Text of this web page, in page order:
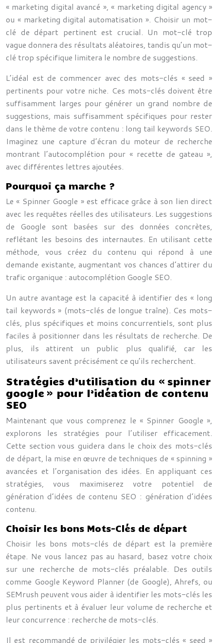
« marketing digital avancé », « marketing digital agency »
ou « marketing digital automatisation ». Choisir un mot-
clé de départ pertinent est crucial. Un mot-clé trop
vague donnera des résultats aléatoires, tandis qu’un mot-
clé trop spécifique limitera le nombre de suggestions.
L’idéal est de commencer avec des mots-clés « seed »
pertinents pour votre niche. Ces mots-clés doivent être
suffisamment larges pour générer un grand nombre de
suggestions, mais suffisamment spécifiques pour rester
dans le thème de votre contenu : long tail keywords SEO.
Imaginez une capture d’écran du moteur de recherche
montrant l’autocomplétion pour « recette de gateau »,
avec différentes lettres ajoutées.
Pourquoi ça marche ?
Le « Spinner Google » est efficace grâce à son lien direct
avec les requêtes réelles des utilisateurs. Les suggestions
de Google sont basées sur des données concrètes,
reflétant les besoins des internautes. En utilisant cette
méthode, vous créez du contenu qui répond à une
demande existante, augmentant vos chances d’attirer du
trafic organique : autocomplétion Google SEO.
Un autre avantage est la capacité à identifier des « long
tail keywords » (mots-clés de longue traîne). Ces mots-
clés, plus spécifiques et moins concurrentiels, sont plus
faciles à positionner dans les résultats de recherche. De
plus, ils attirent un public plus qualifié, car les
utilisateurs savent précisément ce qu’ils recherchent.
Stratégies d’utilisation du « spinner
google » pour l’idéation de contenu
SEO
Maintenant que vous comprenez le « Spinner Google »,
explorons les stratégies pour l’utiliser efficacement.
Cette section vous guidera dans le choix des mots-clés
de départ, la mise en œuvre de techniques de « spinning »
avancées et l’organisation des idées. En appliquant ces
stratégies, vous maximiserez votre potentiel de
génération d’idées de contenu SEO : génération d’idées
contenu.
Choisir les bons Mots-Clés de départ
Choisir les bons mots-clés de départ est la première
étape. Ne vous lancez pas au hasard, basez votre choix
sur une recherche de mots-clés préalable. Des outils
comme Google Keyword Planner (de Google), Ahrefs, ou
SEMrush peuvent vous aider à identifier les mots-clés les
plus pertinents et à évaluer leur volume de recherche et
leur concurrence : recherche de mots-clés.
Il est recommandé de privilégier les mots-clés « seed »